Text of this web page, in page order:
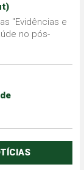
"Evidências e
no pós-